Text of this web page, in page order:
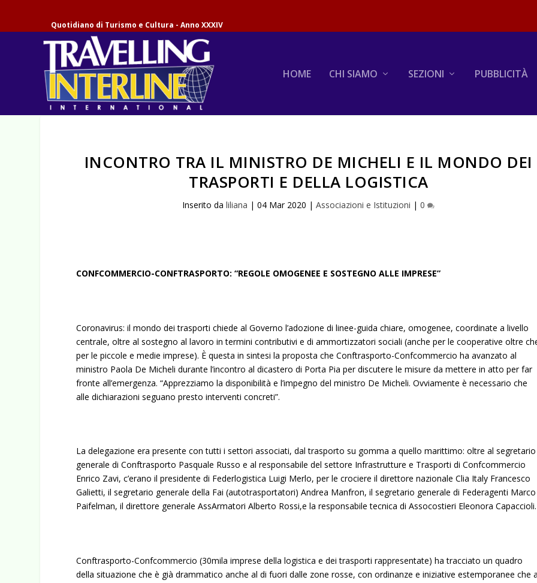
Quotidiano di Turismo e Cultura - Anno XXXIV
HOME CHI SIAMO SEZIONI PUBBLICITÀ
INCONTRO TRA IL MINISTRO DE MICHELI E IL MONDO DEI
TRASPORTI E DELLA LOGISTICA
Inserito daliliana |04 Mar 2020 |Associazioni e Istituzioni |0
CONFCOMMERCIO-CONFTRASPORTO:“REGOLE OMOGENEE E SOSTEGNO ALLE IMPRESE”
Coronavirus: il mondo dei trasporti chiede al Governo l’adozione di linee-guida chiare, omogenee, coordinate a livello
centrale, oltre al sostegno al lavoro in termini contributivi e di ammortizzatori sociali (anche per le cooperative oltre
per le piccole e medie imprese). È questa in sintesi la proposta che Conftrasporto-Confcommercio ha avanzato al
ministro Paola De Micheli durante l’incontro al dicastero di Porta Pia per discutere le misure da mettere in atto per far
fronte all’emergenza. “Apprezziamo la disponibilità e l’impegno del ministro De Micheli. Ovviamente è necessario che
alle dichiarazioni seguano presto interventi concreti”.
La delegazione era presente con tutti i settori associati, dal trasporto su gomma a quello marittimo: oltre al segretario
generale di Conftrasporto Pasquale Russo e al responsabile del settore Infrastrutture e Trasporti di Confcommercio
Enrico Zavi, c’erano il presidente di Federlogistica Luigi Merlo, per le crociere il direttore nazionale Clia Italy Francesco
Galietti, il segretario generale della Fai (autotrasportatori) Andrea Manfron, il segretario generale di Federagenti Marco
Paifelman, il direttore generale AssArmatori Alberto Rossi,e la responsabile tecnica di Assocostieri Eleonora Capaccioli.
Conftrasporto-Confcommercio (30mila imprese della logistica e dei trasporti rappresentate) ha tracciato un quadro
della situazione che è già drammatico anche al di fuori dalle zone rosse, con ordinanze e iniziative estemporanee che